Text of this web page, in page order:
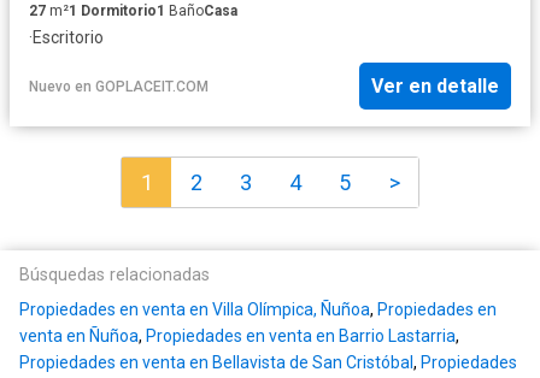
27 m²1 Dormitorio1 BañoCasa
·Escritorio
Nuevo en GOPLACEIT.COM Ver en detalle
1 2 3 4 5 >
Búsquedas relacionadas
Propiedades en venta en Villa Olímpica, Ñuñoa, Propiedades en
venta en Ñuñoa, Propiedades en venta en Barrio Lastarria,
Propiedades en venta en Bellavista de San Cristóbal, Propiedades